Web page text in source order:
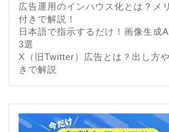
広告運用のインハウス化とは？メ
付きで解説！
日本語で指示するだけ！画像生成
3選
X（旧Twitter）広告とは？出し方
きで解説